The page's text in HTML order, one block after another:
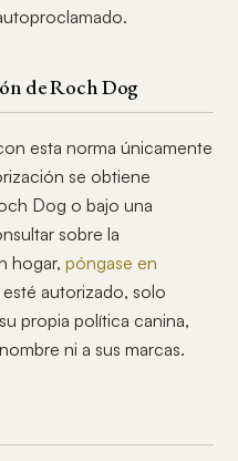
de Roch Dog
esta norma únicamente
se obtiene
Dog o bajo una
sobre la
hogar,póngase en
autorizado, solo
propia política canina,
ni a sus marcas.